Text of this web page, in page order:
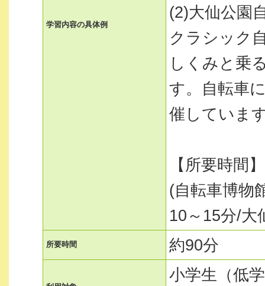
学習内容の具体例
(2)大仙公園
クラシック
しくみと乗
す。自転車
催していま
【所要時間
(自転車博物
10～15分/大
所要時間 約90分
小学生（低